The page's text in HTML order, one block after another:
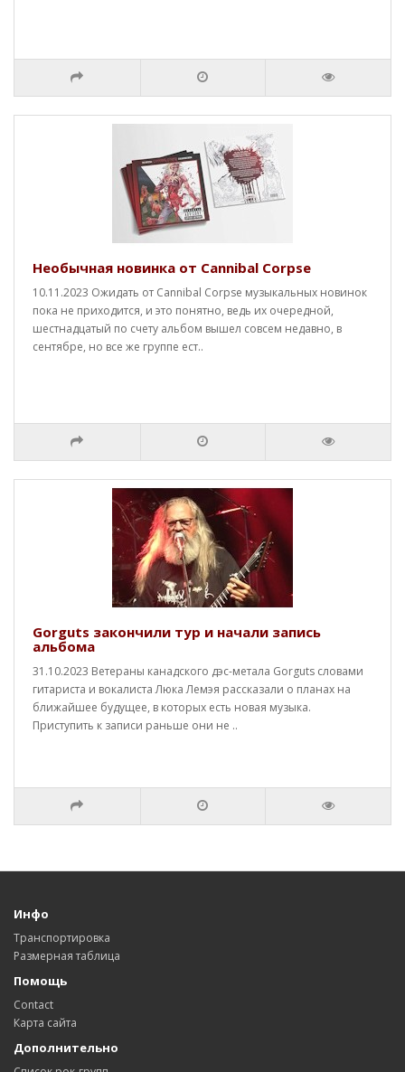
Необычная новинка от Cannibal Corpse
10.11.2023 Ожидать от Cannibal Corpse музыкальных новинок
пока не приходится, и это понятно, ведь их очередной,
шестнадцатый по счету альбом вышел совсем недавно, в
сентябре, но все же группе ест..
Gorguts закончили тур и начали запись
альбома
31.10.2023 Ветераны канадского дэс-метала Gorguts словами
гитариста и вокалиста Люка Лемэя рассказали о планах на
ближайшее будущее, в которых есть новая музыка.
Приступить к записи раньше они не ..
Инфо
Транспортировка
Размерная таблица
Помощь
Contact
Карта сайта
Дополнительно